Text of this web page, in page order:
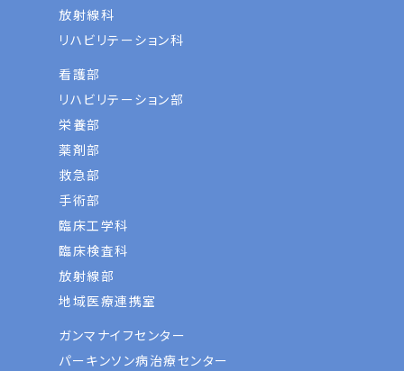
放射線科
リハビリテーション科
看護部
リハビリテーション部
栄養部
薬剤部
救急部
手術部
臨床工学科
臨床検査科
放射線部
地域医療連携室
ガンマナイフセンター
パーキンソン病治療センター